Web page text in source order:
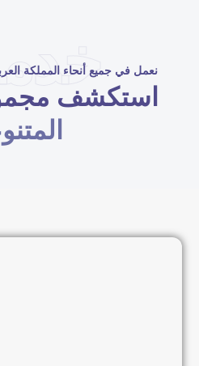
نعمل في جميع أنحاء المملكة
استكشف